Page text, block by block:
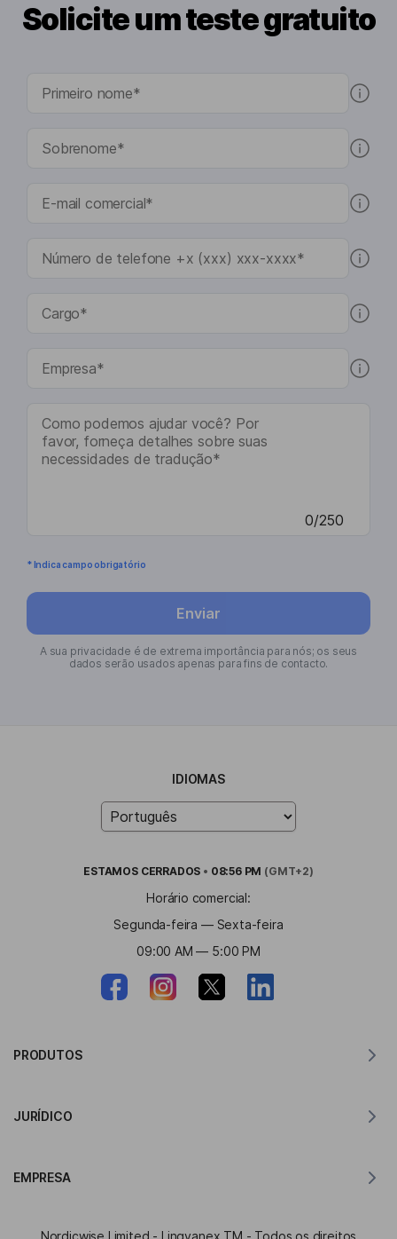
Solicite um teste gratuito
0/250
* Indica campo obrigatório
Enviar
A sua privacidade é de extrema importância para nós; os seus
dados serão usados apenas para fins de contacto.
IDIOMAS
ESTAMOS CERRADOS • 08:56 PM (GMT+2)
Horário comercial:
Segunda-feira — Sexta-feira
09:00 AM — 5:00 PM
PRODUTOS
Tradutor para Edge
JURÍDICO
EMPRESA